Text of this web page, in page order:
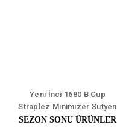
Yeni İnci 1680 B Cup
Straplez Minimizer Sütyen
SEZON SONU ÜRÜNLER